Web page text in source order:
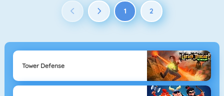
1 2
Tower Defense